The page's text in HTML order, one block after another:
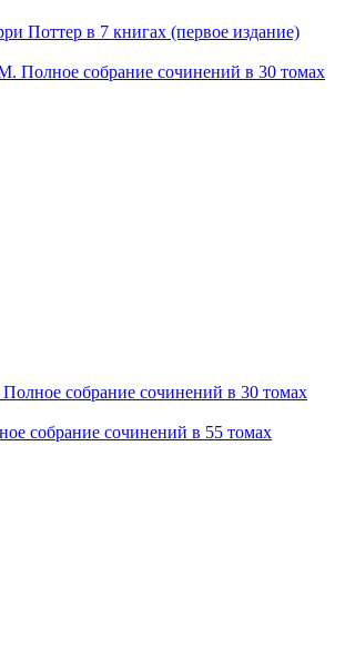
Поттер в 7 книгах (первое издание)
собрание сочинений в 30 томах